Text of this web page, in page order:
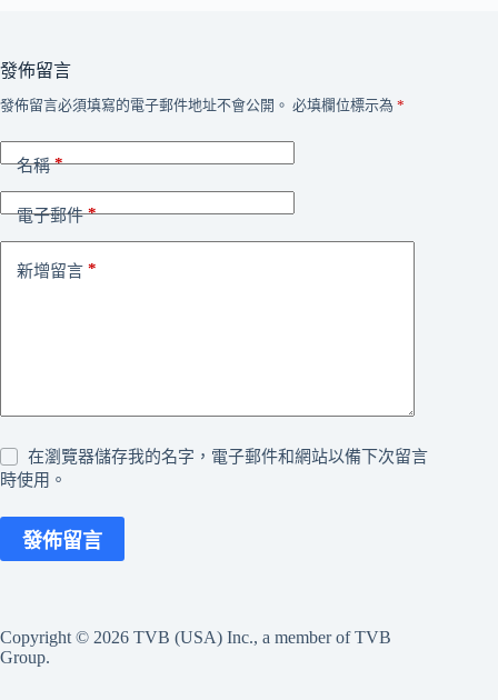
發佈留言
發佈留言必須填寫的電子郵件地址不會公開。 必填欄位標示為 *
名稱*
電子郵件*
新增留言 *
在瀏覽器儲存我的名字，電子郵件和網站以備下次留言
時使用。
發佈留言
Copyright © 2026 TVB (USA) Inc., a member of TVB
Group.